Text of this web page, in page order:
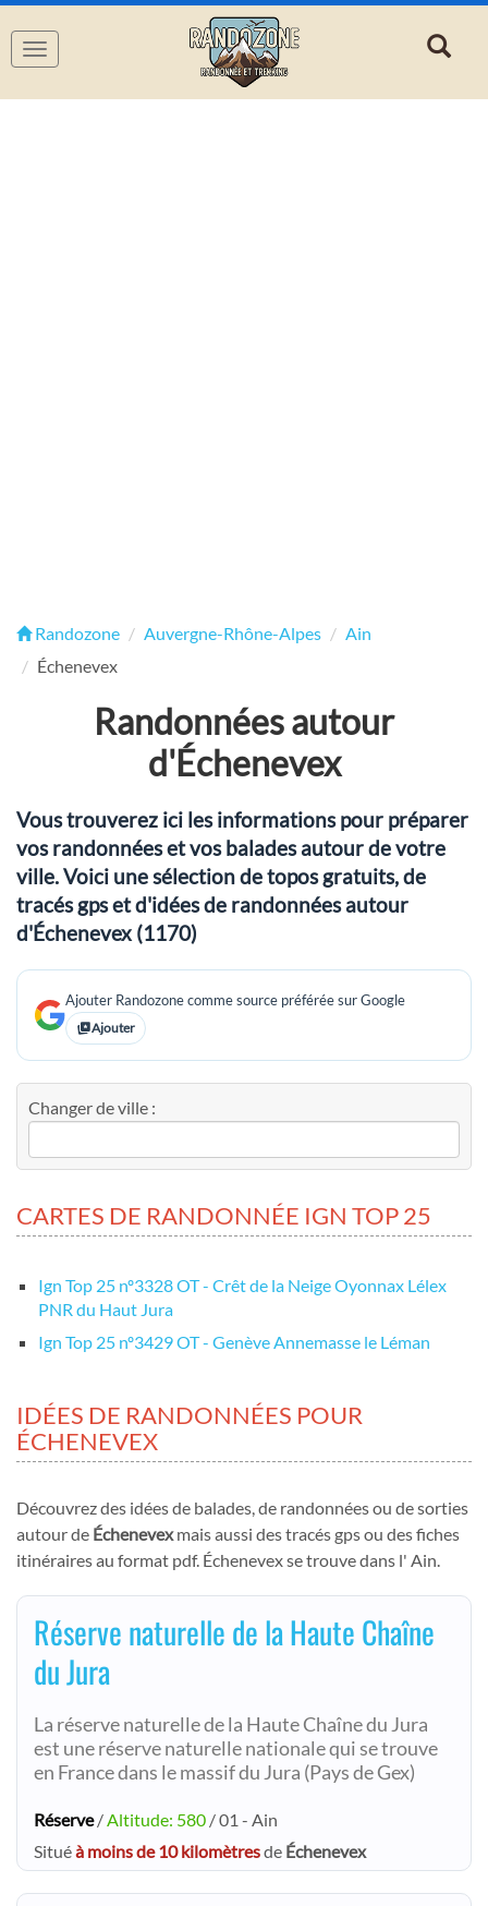
Navigation
Randozone Auvergne-Rhône-Alpes
Ain
Échenevex
Randonnées autour
d'Échenevex
Vous trouverez ici les informations pour préparer
vos randonnées et vos balades autour de votre
ville. Voici une sélection de topos gratuits, de
tracés gps et d'idées de randonnées autour
d'Échenevex (1170)
Ajouter Randozone comme source préférée sur Google
Ajouter
Changer de ville :
CARTES DE RANDONNÉE IGN TOP 25
Ign Top 25 nº3328 OT - Crêt de la Neige Oyonnax Lélex
PNR du Haut Jura
Ign Top 25 nº3429 OT - Genève Annemasse le Léman
IDÉES DE RANDONNÉES POUR
ÉCHENEVEX
Découvrez des idées de balades, de randonnées ou de sorties
autour de Échenevexmais aussi des tracés gps ou des fiches
itinéraires au format pdf. Échenevex se trouve dans l' Ain.
Réserve naturelle de la Haute Chaîne
du Jura
La réserve naturelle de la Haute Chaîne du Jura
est une réserve naturelle nationale qui se trouve
en France dans le massif du Jura (Pays de Gex)
Réserve/Altitude: 580 / 01 - Ain
Situéà moins de 10 kilomètresde Échenevex